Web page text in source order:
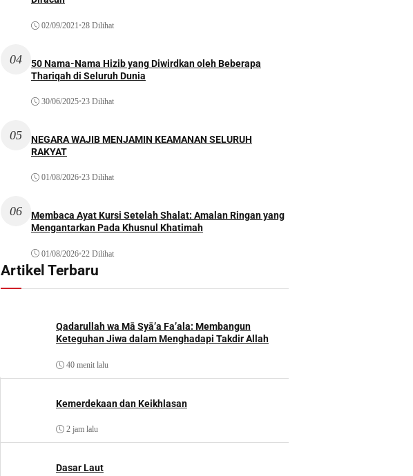
02/09/2021•28 Dilihat
04
50 Nama-Nama Hizib yang Diwirdkan oleh Beberapa
Thariqah di Seluruh Dunia
30/06/2025•23 Dilihat
05
NEGARA WAJIB MENJAMIN KEAMANAN SELURUH
RAKYAT
01/08/2026•23 Dilihat
06
Membaca Ayat Kursi Setelah Shalat: Amalan Ringan yang
Mengantarkan Pada Khusnul Khatimah
01/08/2026•22 Dilihat
Artikel Terbaru
Qadarullah wa Mā Syā’a Fa’ala: Membangun
Keteguhan Jiwa dalam Menghadapi Takdir Allah
40 menit lalu
Kemerdekaan dan Keikhlasan
2 jam lalu
Dasar Laut